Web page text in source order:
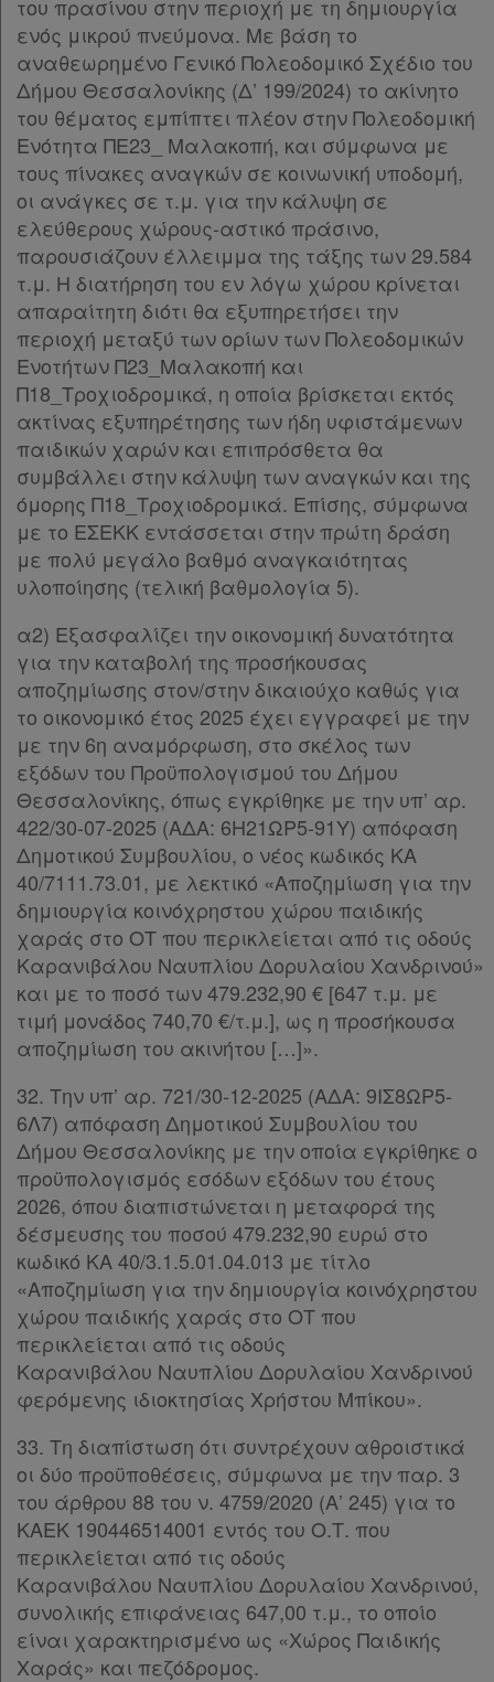
του πρασίνου στην περιοχή με τη δημιουργία
ενός μικρού πνεύμονα. Με βάση το
αναθεωρημένο Γενικό Πολεοδομικό Σχέδιο του
Δήμου Θεσσαλονίκης (Δ’ 199/2024) το ακίνητο
του θέματος εμπίπτει πλέον στην Πολεοδομική
Ενότητα ΠΕ23_ Μαλακοπή, και σύμφωνα με
τους πίνακες αναγκών σε κοινωνική υποδομή,
οι ανάγκες σε τ.μ. για την κάλυψη σε
ελεύθερους χώρους-αστικό πράσινο,
παρουσιάζουν έλλειμμα της τάξης των 29.584
τ.μ. Η διατήρηση του εν λόγω χώρου κρίνεται
απαραίτητη διότι θα εξυπηρετήσει την
περιοχή μεταξύ των ορίων των Πολεοδομικών
Ενοτήτων Π23_Μαλακοπή και
Π18_Τροχιοδρομικά, η οποία βρίσκεται εκτός
ακτίνας εξυπηρέτησης των ήδη υφιστάμενων
παιδικών χαρών και επιπρόσθετα θα
συμβάλλει στην κάλυψη των αναγκών και της
όμορης Π18_Τροχιοδρομικά. Επίσης, σύμφωνα
με το ΕΣΕΚΚ εντάσσεται στην πρώτη δράση
με πολύ μεγάλο βαθμό αναγκαιότητας
υλοποίησης (τελική βαθμολογία 5).
α2) Εξασφαλίζει την οικονομική δυνατότητα
για την καταβολή της προσήκουσας
αποζημίωσης στον/στην δικαιούχο καθώς για
το οικονομικό έτος 2025 έχει εγγραφεί με την
με την 6η αναμόρφωση, στο σκέλος των
εξόδων του Προϋπολογισμού του Δήμου
Θεσσαλονίκης, όπως εγκρίθηκε με την υπ’ αρ.
422/30-07-2025 (ΑΔΑ: 6Η21ΩΡ5-91Υ) απόφαση
Δημοτικού Συμβουλίου, ο νέος κωδικός ΚΑ
40/7111.73.01, με λεκτικό «Αποζημίωση για την
δημιουργία κοινόχρηστου χώρου παιδικής
χαράς στο ΟΤ που περικλείεται από τις οδούς
Καρανιβάλου Ναυπλίου Δορυλαίου Χανδρινού»
και με το ποσό των 479.232,90 € [647 τ.μ. με
τιμή μονάδος 740,70 €/τ.μ.], ως η προσήκουσα
αποζημίωση του ακινήτου […]».
32. Την υπ’ αρ. 721/30-12-2025 (ΑΔΑ: 9ΙΣ8ΩΡ5-
6Λ7) απόφαση Δημοτικού Συμβουλίου του
Δήμου Θεσσαλονίκης με την οποία εγκρίθηκε ο
προϋπολογισμός εσόδων εξόδων του έτους
2026, όπου διαπιστώνεται η μεταφορά της
δέσμευσης του ποσού 479.232,90 ευρώ στο
κωδικό ΚΑ 40/3.1.5.01.04.013 με τίτλο
«Αποζημίωση για την δημιουργία κοινόχρηστου
χώρου παιδικής χαράς στο ΟΤ που
περικλείεται από τις οδούς
Καρανιβάλου Ναυπλίου Δορυλαίου Χανδρινού
φερόμενης ιδιοκτησίας Χρήστου Μπίκου».
33. Τη διαπίστωση ότι συντρέχουν αθροιστικά
οι δύο προϋποθέσεις, σύμφωνα με την παρ. 3
του άρθρου 88 του ν. 4759/2020 (Α’ 245) για το
ΚΑΕΚ 190446514001 εντός του Ο.Τ. που
περικλείεται από τις οδούς
Καρανιβάλου Ναυπλίου Δορυλαίου Χανδρινού,
συνολικής επιφάνειας 647,00 τ.μ., το οποίο
είναι χαρακτηρισμένο ως «Χώρος Παιδικής
Χαράς» και πεζόδρομος.